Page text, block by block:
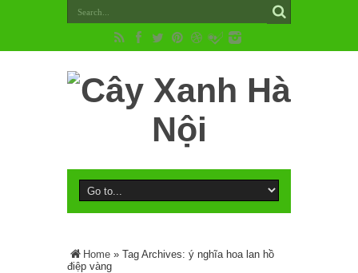
Home » Tag Archives: ý nghĩa hoa lan hồ
điệp vàng